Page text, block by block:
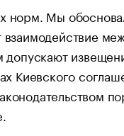
норм. Мы
Киевского